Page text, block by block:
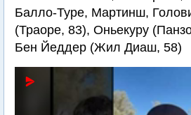
Балло-Туре, Мартинш,
(Траоре, 83), Оньекуру
Бен Йеддер (Жил Диаш, 58)